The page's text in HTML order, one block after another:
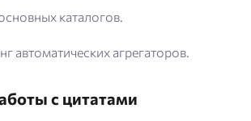
каталогов.
автоматических агрегаторов.
с цитатами